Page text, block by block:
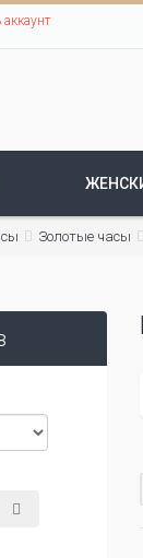
аккаунт
Золотые часы